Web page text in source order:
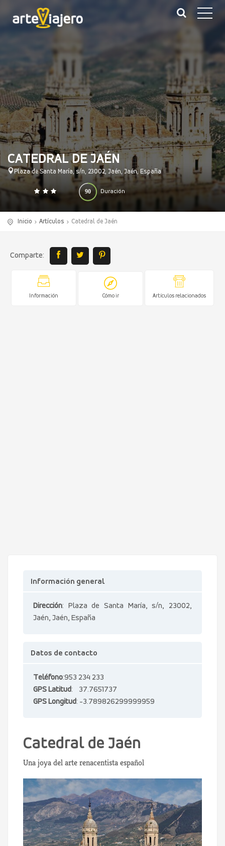
CATEDRAL DE JAÉN
Plaza de Santa María, s/n, 23002, Jaén, Jaén, España
Duración
90
0 140
Inicio Artículos Catedral de Jaén
Comparte:
Información Cómo ir Artículos relacionados
Información general
Dirección: Plaza de Santa María, s/n, 23002,
Jaén, Jaén, España
Datos de contacto
Teléfono:953 234 233
GPS Latitud: 37.7651737
GPS Longitud: -3.789826299999959
Catedral de Jaén
Una joya del arte renacentista español